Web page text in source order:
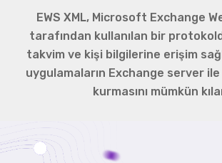
EWS XML, Microsoft Exchange
tarafından kullanılan bir
takvim ve kişi bilgilerine erişim
uygulamaların Exchange server
kurmasını mümkün